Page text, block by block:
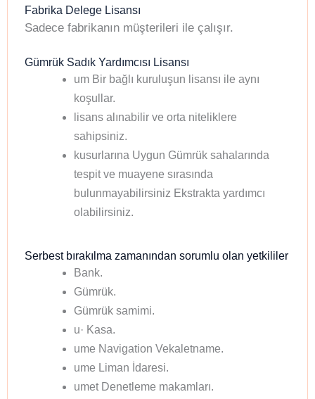
Fabrika Delege Lisansı
Sadece fabrikanın müşterileri ile çalışır.
Gümrük Sadık Yardımcısı Lisansı
um Bir bağlı kuruluşun lisansı ile aynı
koşullar.
lisans alınabilir ve orta niteliklere
sahipsiniz.
kusurlarına Uygun Gümrük sahalarında
tespit ve muayene sırasında
bulunmayabilirsiniz Ekstrakta yardımcı
olabilirsiniz.
Serbest bırakılma zamanından sorumlu olan yetkililer
Bank.
Gümrük.
Gümrük samimi.
u· Kasa.
ume Navigation Vekaletname.
ume Liman İdaresi.
umet Denetleme makamları.